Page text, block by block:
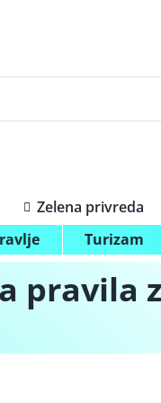
Turizam
Zelena privreda
pravila